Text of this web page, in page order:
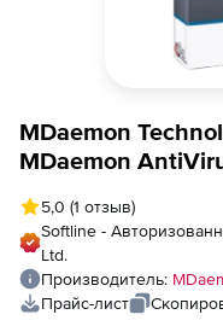
MDaemon
MDaemon
5,0 (1 отзыв)
Softline -
Ltd.
Производитель:
Прайс-лист